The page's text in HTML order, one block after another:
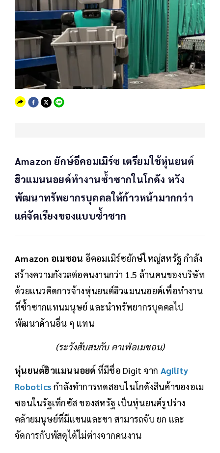
Amazon ยักษ์อีคอมเมิร์ซ เตรียมใช้หุ่นยนต์
ฮิวแมนนอยด์ทำงานซ้ำซากในโกดัง หวัง
พัฒนาทรัพยากรบุคคลให้ก้าวหน้ามากกว่า
แค่จัดเรียงของแบบซ้ำซาก
Amazon อเมซอน อีคอมเมิร์ซยักษ์ใหญ่สหรัฐ กำลัง
สร้างความกังวลต่อคนงานกว่า 1.5 ล้านคนของบริษัท
ด้วยแนวคิดการจ้างหุ่นยนต์ฮิวแมนนอยด์เพื่อทำงาน
ที่ซ้ำซากแทนมนุษย์ และนำทรัพยากรบุคคลไป
พัฒนาด้านอื่น ๆ แทน
(ระวังสับสนกับ คาเฟ่อเมซอน)
หุ่นยนต์ฮิวแมนนอยด์ ที่มีชื่อ Digit จาก Agility
Roboticsกำลังทำการทดสอบในโกดังสินค้าของอเม
ซอนในรัฐเท็กซัส ของสหรัฐ เป็นหุ่นยนต์รูปร่าง
คล้ายมนุษย์ที่มีแขนและขา สามารถจับ ยก และ
จัดการกับพัสดุได้ไม่ต่างจากคนงาน